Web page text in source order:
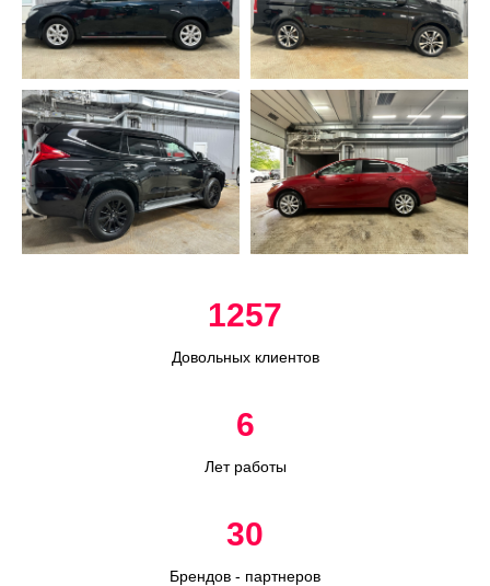
1257
Довольных клиентов
6
Лет работы
30
Брендов - партнеров